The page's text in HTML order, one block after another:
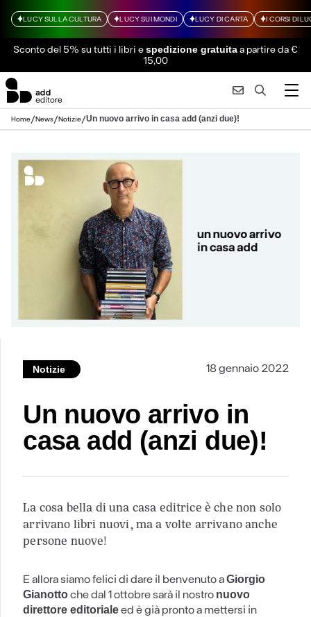
LUCY SULLA CULTURA LUCY SUI MONDI LUCY DI CARTA I CORSI DI
Sconto del 5% su tutti i libri espedizione gratuitaa partire da €
15,00
Home/News/Notizie/Un nuovo arrivo in casa add (anzi due)!
Notizie 18 gennaio 2022
Un nuovo arrivo in
casa add (anzi due)!
La cosa bella di una casa editrice è che non solo
arrivano libri nuovi, ma a volte arrivano anche
persone nuove!
E allora siamo felici di dare il benvenuto aGiorgio
Gianottoche dal 1 ottobre sarà il nostro nuovo
direttore editorialeed è già pronto a mettersi in